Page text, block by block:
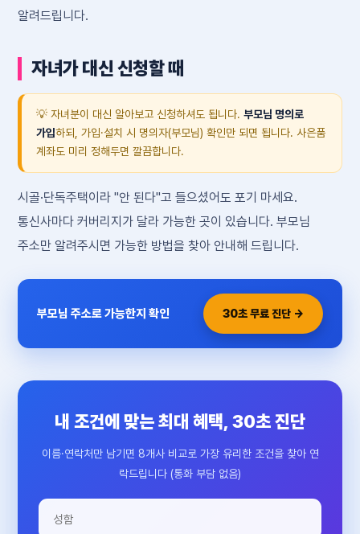
알려드립니다.
자녀가 대신 신청할 때
💡 자녀분이 대신 알아보고 신청하셔도 됩니다. 부모님 명의로
가입하되, 가입·설치 시 명의자(부모님) 확인만 되면 됩니다. 사은품
계좌도 미리 정해두면 깔끔합니다.
시골·단독주택이라 "안 된다"고 들으셨어도 포기 마세요.
통신사마다 커버리지가 달라 가능한 곳이 있습니다. 부모님
주소만 알려주시면 가능한 방법을 찾아 안내해 드립니다.
부모님 주소로 가능한지 확인 30초 무료 진단 →
내 조건에 맞는 최대 혜택, 30초 진단
이름·연락처만 남기면 8개사 비교로 가장 유리한 조건을 찾아 연
락드립니다 (통화 부담 없음)